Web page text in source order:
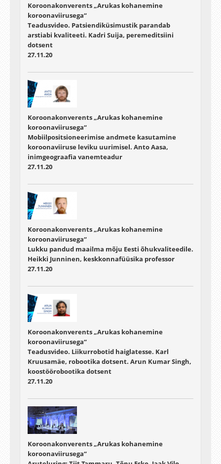
Koroonakonverents „Arukas kohanemine
koroonaviirusega“
Teadusvideo. Patsiendiküsimustik parandab
arstiabi kvaliteeti. Kadri Suija, peremeditsiini
dotsent
27.11.20
Koroonakonverents „Arukas kohanemine
koroonaviirusega“
Mobiilpositsioneerimise andmete kasutamine
koroonaviiruse leviku uurimisel. Anto Aasa,
inimgeograafia vanemteadur
27.11.20
Koroonakonverents „Arukas kohanemine
koroonaviirusega“
Lukku pandud maailma mõju Eesti õhukvaliteedile.
Heikki Junninen, keskkonnafüüsika professor
27.11.20
Koroonakonverents „Arukas kohanemine
koroonaviirusega“
Teadusvideo. Liikurrobotid haiglatesse. Karl
Kruusamäe, robootika dotsent. Arun Kumar Singh,
koostöörobootika dotsent
27.11.20
Koroonakonverents „Arukas kohanemine
koroonaviirusega“